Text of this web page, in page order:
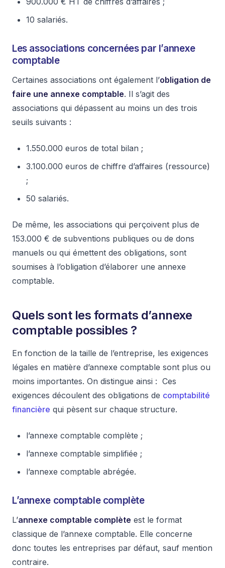
10 salariés.
Les associations concernées par l’annexe
comptable
Certaines associations ont également l’obligation de
faire une annexe comptable. Il s’agit des
associations qui dépassent au moins un des trois
seuils suivants :
1.550.000 euros de total bilan ;
3.100.000 euros de chiffre d’affaires (ressource)
;
50 salariés.
De même, les associations qui perçoivent plus de
153.000 € de subventions publiques ou de dons
manuels ou qui émettent des obligations, sont
soumises à l’obligation d’élaborer une annexe
comptable.
Quels sont les formats d’annexe
comptable possibles ?
En fonction de la taille de l’entreprise, les exigences
légales en matière d’annexe comptable sont plus ou
moins importantes. On distingue ainsi : Ces
exigences découlent des obligations de comptabilité
financière qui pèsent sur chaque structure.
l’annexe comptable complète ;
l’annexe comptable simplifiée ;
l’annexe comptable abrégée.
L’annexe comptable complète
L’annexe comptable complète est le format
classique de l’annexe comptable. Elle concerne
donc toutes les entreprises par défaut, sauf mention
contraire.